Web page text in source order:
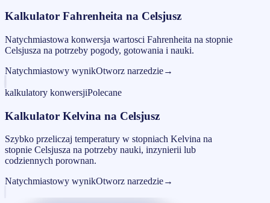
Kalkulator Fahrenheita na Celsjusz
Natychmiastowa konwersja wartosci Fahrenheita na stopnie
Celsjusza na potrzeby pogody, gotowania i nauki.
Natychmiastowy wynikOtworz narzedzie→
kalkulatory konwersjiPolecane
Kalkulator Kelvina na Celsjusz
Szybko przeliczaj temperatury w stopniach Kelvina na
stopnie Celsjusza na potrzeby nauki, inzynierii lub
codziennych porownan.
Natychmiastowy wynikOtworz narzedzie→